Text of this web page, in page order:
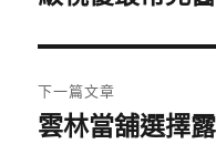
覽
文
章:
下一篇文章
下
雲林當舖選擇